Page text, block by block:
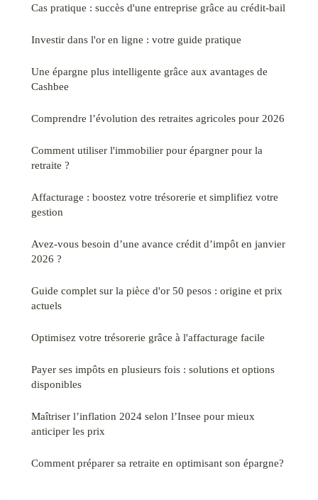
Cas pratique : succès d'une entreprise grâce au crédit-bail
Investir dans l'or en ligne : votre guide pratique
Une épargne plus intelligente grâce aux avantages de
Cashbee
Comprendre l’évolution des retraites agricoles pour 2026
Comment utiliser l'immobilier pour épargner pour la
retraite ?
Affacturage : boostez votre trésorerie et simplifiez votre
gestion
Avez-vous besoin d’une avance crédit d’impôt en janvier
2026 ?
Guide complet sur la pièce d'or 50 pesos : origine et prix
actuels
Optimisez votre trésorerie grâce à l'affacturage facile
Payer ses impôts en plusieurs fois : solutions et options
disponibles
Maîtriser l’inflation 2024 selon l’Insee pour mieux
anticiper les prix
Comment préparer sa retraite en optimisant son épargne?